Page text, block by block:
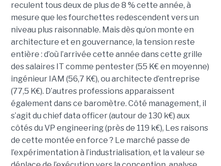
reculent tous deux de plus de 8 % cette année, à
mesure que les fourchettes redescendent vers un
niveau plus raisonnable. Mais dès qu’on monte en
architecture et en gouvernance, la tension reste
entière : d’où l’arrivée cette année dans cette grille
des salaires IT comme pentester (55 K€ en moyenne)
ingénieur IAM (56,7 K€), ou architecte d’entreprise
(77,5 K€). D’autres professions apparaissent
également dans ce baromètre. Côté management, il
s’agit du chief data officer (autour de 130 k€) aux
côtés du VP engineering (près de 119 k€), Les raisons
de cette montée en force ? Le marché passe de
l’expérimentation à l’industrialisation, et la valeur se